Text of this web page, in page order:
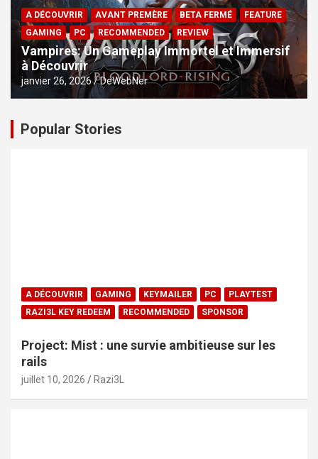
A DÉCOUVRIR AVANT PREMÈRE BETA FERMÉ
FEATURE
GAMING
PC RECOMMENDED REVIEW
Vampires: Un Gameplay Immortel et Immersif
à Découvrir
janvier 26, 2026 DeWebNer
Popular Stories
A DÉCOUVRIR GAMING KEYMAILER PC
PLAYTEST
RAZI3L KEY REDEEM
RECOMMENDED SPONSOR
Project: Mist : une survie ambitieuse sur les
rails
juillet 10, 2026 Razi3L